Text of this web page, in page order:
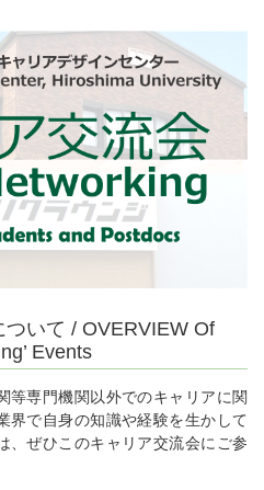
ついて / OVERVIEW Of
Events
等専門機関以外でのキャリアに関
界で自身の知識や経験を生かして
、ぜひこのキャリア交流会にご参